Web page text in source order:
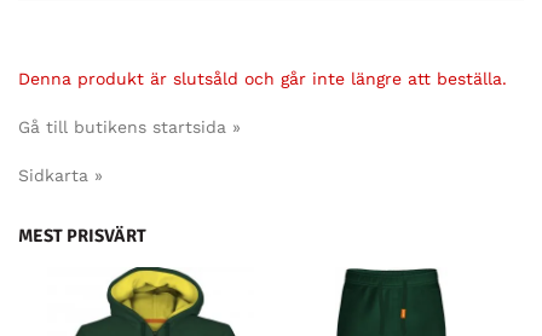
Denna produkt är slutsåld och går inte längre att beställa.
Gå till butikens startsida »
Sidkarta »
MEST PRISVÄRT